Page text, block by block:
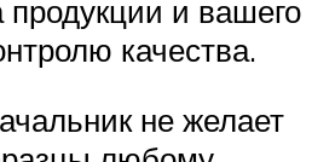
продукции и вашего
качества.
не желает